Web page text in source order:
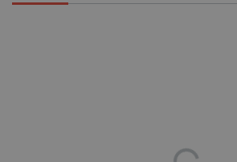
Bez niezbędnych plików cookie nie